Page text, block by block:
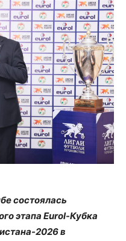
состоялась
этапа Eurol-Кубка
2026 в